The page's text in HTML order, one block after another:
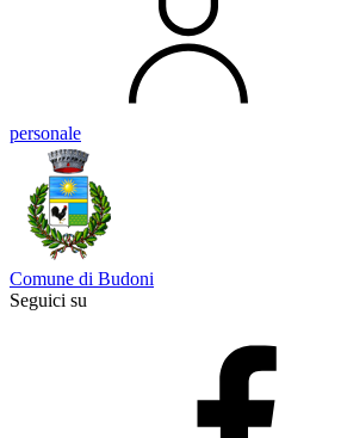
personale
Comune di Budoni
Seguici su